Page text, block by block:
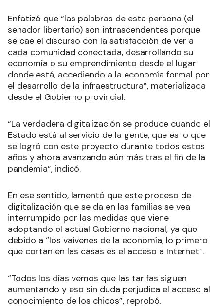
Enfatizó que “las palabras de esta persona (el
senador libertario) son intrascendentes porque
se cae el discurso con la satisfacción de ver a
cada comunidad conectada, desarrollando su
economía o su emprendimiento desde el lugar
donde está, accediendo a la economía formal por
el desarrollo de la infraestructura”, materializada
desde el Gobierno provincial.
“La verdadera digitalización se produce cuando el
Estado está al servicio de la gente, que es lo que
se logró con este proyecto durante todos estos
años y ahora avanzando aún más tras el fin de la
pandemia”, indicó.
En ese sentido, lamentó que este proceso de
digitalización que se da en las familias se vea
interrumpido por las medidas que viene
adoptando el actual Gobierno nacional, ya que
debido a “los vaivenes de la economía, lo primero
que cortan en las casas es el acceso a Internet”.
“Todos los días vemos que las tarifas siguen
aumentando y eso sin duda perjudica el acceso al
conocimiento de los chicos”, reprobó.